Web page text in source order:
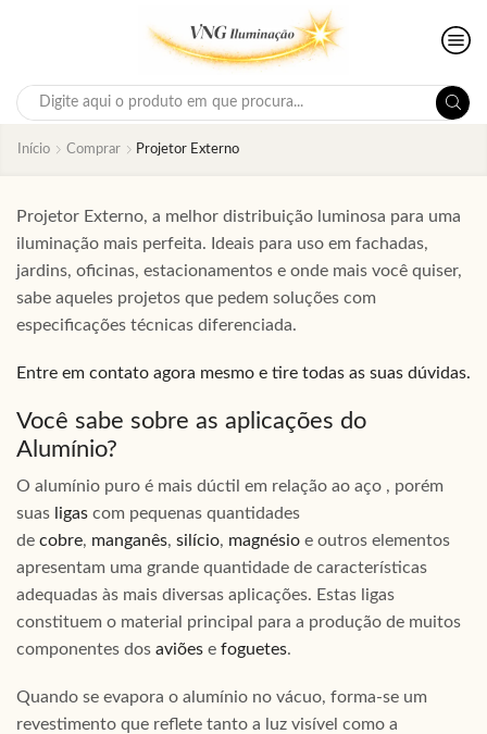
Search
Início Comprar Projetor Externo
Projetor Externo, a melhor distribuição luminosa para uma
iluminação mais perfeita. Ideais para uso em fachadas,
jardins, oficinas, estacionamentos e onde mais você quiser,
sabe aqueles projetos que pedem soluções com
especificações técnicas diferenciada.
Entre em contato agora mesmo e tire todas as suas dúvidas.
Você sabe sobre as aplicações do
Alumínio?
O alumínio puro é mais dúctil em relação ao aço , porém
suas ligas com pequenas quantidades
de cobre, manganês, silício, magnésio e outros elementos
apresentam uma grande quantidade de características
adequadas às mais diversas aplicações. Estas ligas
constituem o material principal para a produção de muitos
componentes dos aviões e foguetes.
Quando se evapora o alumínio no vácuo, forma-se um
revestimento que reflete tanto a luz visível como a